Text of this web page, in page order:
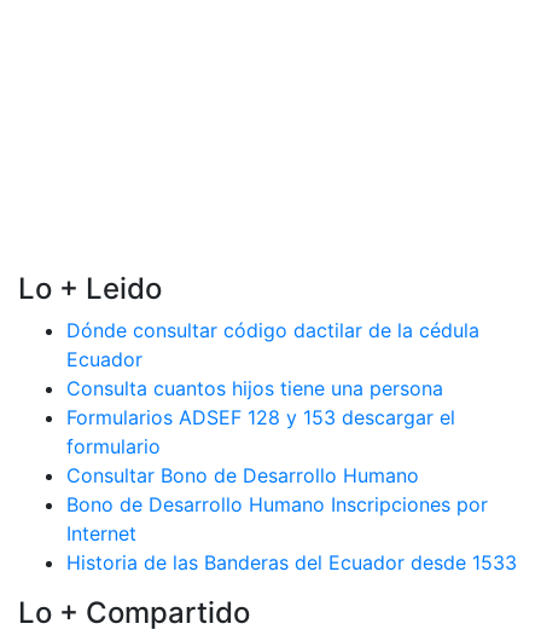
Lo + Leido
Dónde consultar código dactilar de la cédula
Ecuador
Consulta cuantos hijos tiene una persona
Formularios ADSEF 128 y 153 descargar el
formulario
Consultar Bono de Desarrollo Humano
Bono de Desarrollo Humano Inscripciones por
Internet
Historia de las Banderas del Ecuador desde 1533
Lo + Compartido